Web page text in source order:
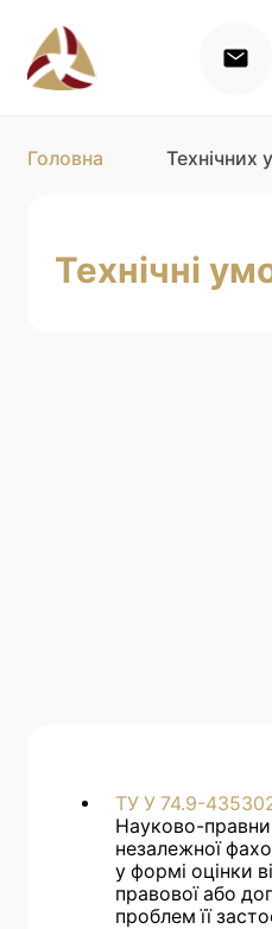
Головна Технічних
Технічні
ТУ У 74.9-
Науково-
незалежної
у формі оцінки
правової або
проблем її